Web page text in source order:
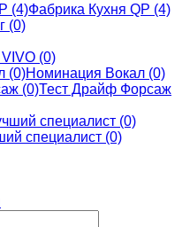
Фабрика Кухня QP (4)
(0)
(0)
Номинация Вокал (0)
Тест Драйф Форсаж
специалист (0)